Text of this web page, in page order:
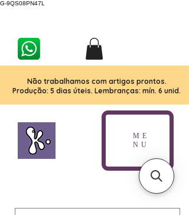
G-9QS08PN47L
Não trabalhamos com artigos prontos.
Produção: 5 dias úteis. Lembranças: mín. 6 unid.
ME
NU